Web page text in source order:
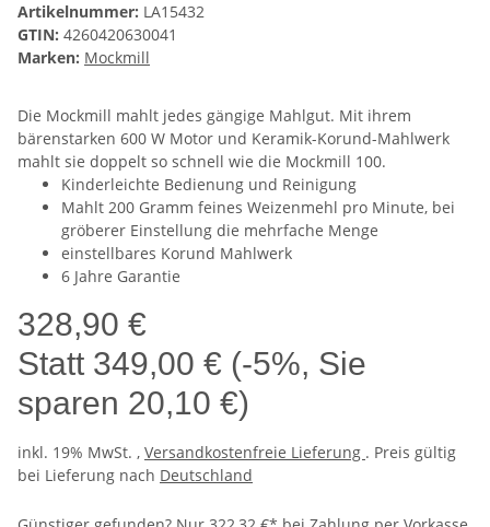
Artikelnummer: LA15432
GTIN: 4260420630041
Marken: Mockmill
Die Mockmill mahlt jedes gängige Mahlgut. Mit ihrem
bärenstarken 600 W Motor und Keramik-Korund-Mahlwerk
mahlt sie doppelt so schnell wie die Mockmill 100.
Kinderleichte Bedienung und Reinigung
Mahlt 200 Gramm feines Weizenmehl pro Minute, bei
gröberer Einstellung die mehrfache Menge
einstellbares Korund Mahlwerk
6 Jahre Garantie
328,90 €
Statt 349,00 € (-5%, Sie
sparen 20,10 €)
inkl. 19% MwSt. , Versandkostenfreie Lieferung . Preis gültig
bei Lieferung nach Deutschland